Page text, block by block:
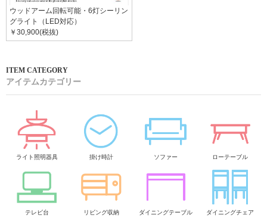
ウッドアーム回転可能・6灯シーリン
グライト（LED対応）
￥30,900(税抜)
アイテムカテゴリー
ライト照明器具 掛け時計 ソファー ローテーブル
テレビ台 リビング収納 ダイニングテーブル ダイニングチェア